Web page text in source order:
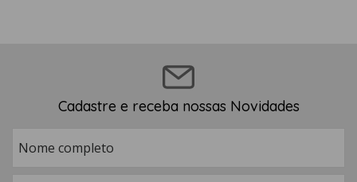
Cadastre e receba nossas Novidades